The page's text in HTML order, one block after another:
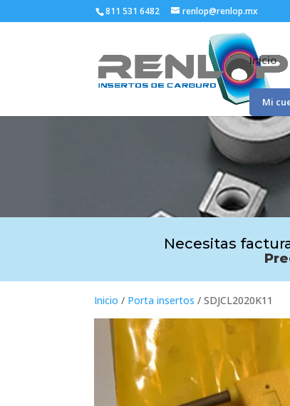
811 531 6482 renlop@renlop.mx
Inicio
Mi
Necesitas
Inicio / Porta insertos / SDJCL2020K11